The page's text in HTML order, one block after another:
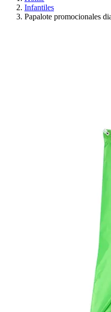
Infantiles
Papalote promocionales